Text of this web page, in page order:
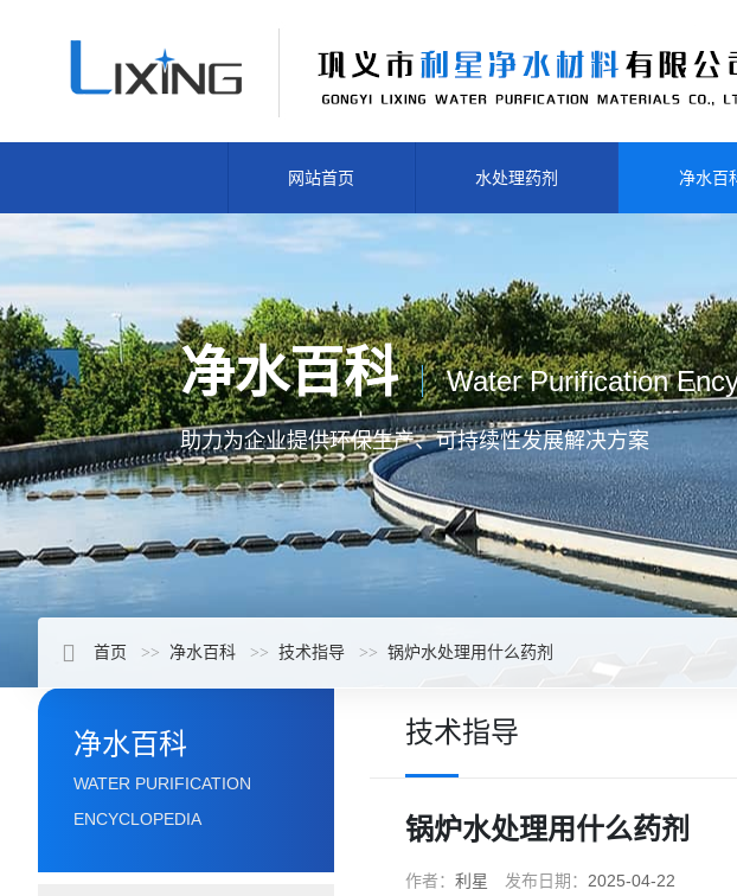
网站首页 水处理药剂 净水百
净水百科 Water Purification
助力为企业提供环保生产、可持续性发展解决方案
首页 净水百科 技术指导 锅炉水处理用什么药剂
净水百科
WATER PURIFICATION
ENCYCLOPEDIA
技术指导
锅炉水处理用什么药剂
作者： 利星 发布日期： 2025-04-22